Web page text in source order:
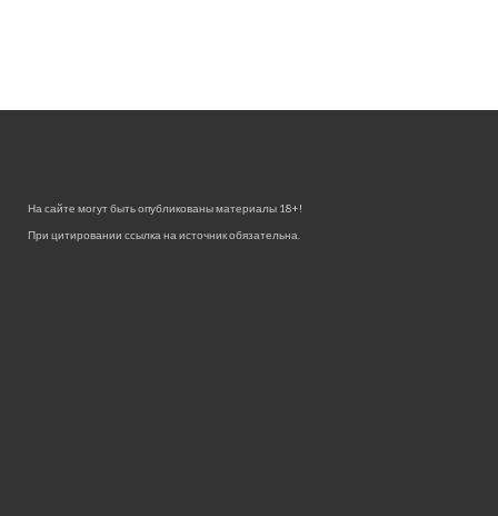
На сайте могут быть опубликованы материалы 18+!
При цитировании ссылка на источник обязательна.